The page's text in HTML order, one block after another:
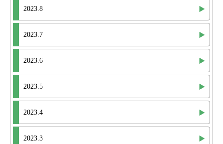
2023.8
2023.7
2023.6
2023.5
2023.4
2023.3